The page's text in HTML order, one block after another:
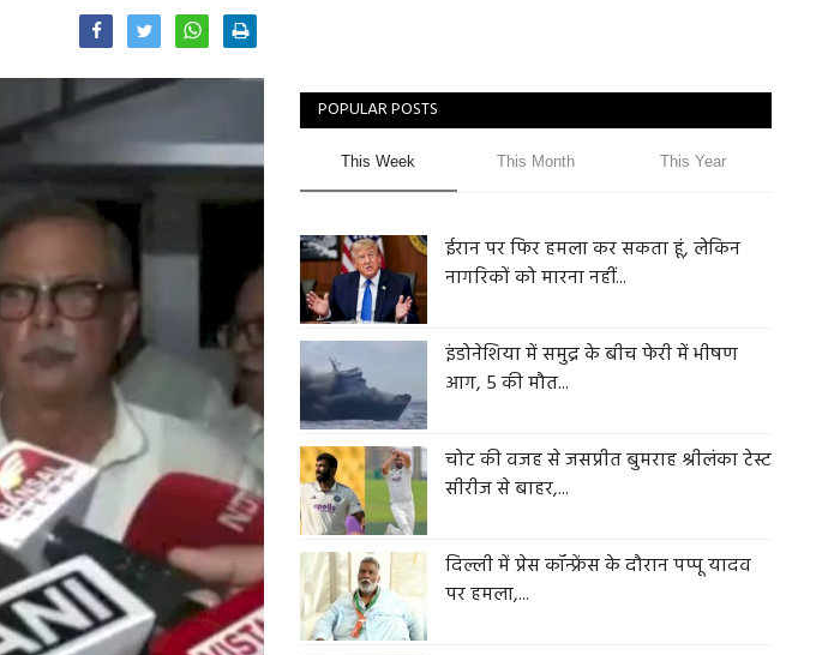
POPULAR POSTS
This Week This Month This Year
ईरान पर फिर हमला कर सकता हूं, लेकिन
नागरिकों को मारना नहीं...
इंडोनेशिया में समुद्र के बीच फेरी में भीषण
आग, 5 की मौत...
चोट की वजह से जसप्रीत बुमराह श्रीलंका टेस्ट
सीरीज से बाहर,...
दिल्ली में प्रेस कॉन्फ्रेंस के दौरान पप्पू यादव
पर हमला,...